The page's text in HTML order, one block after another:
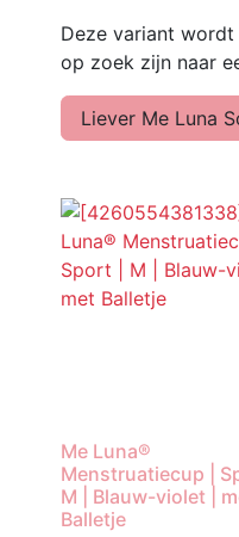
Deze variant
op zoek zijn naar
Liever Me Luna
Me Luna®
Menstruatiecup |
M | Blauw-violet |
Balletje